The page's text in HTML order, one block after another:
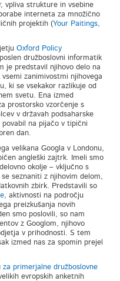
, vpliva strukture in vsebine
interneta za množično
projektih (Your Paitings,
Oxford Policy
družboslovni informatik
je predstavil njihovo delo na
zanimivostmi njihovega
ki se vsekakor razlikuje od
svetu. Ena izmed
prostorsko vzorčenje s
v državah podsaharske
na pijačo v tipični
dan.
velikana Googla v Londonu,
angleški zajtrk. Imeli smo
okolje – vključno s
seznaniti z njihovim delom,
zbirk. Predstavili so
, aktivnosti na področju
preizkušanja novih
smo poslovili, so nam
z Googlom, njihovo
v prihodnosti. S tem
izmed nas za spomin prejel
za primerjalne družboslovne
evropskih anketnih